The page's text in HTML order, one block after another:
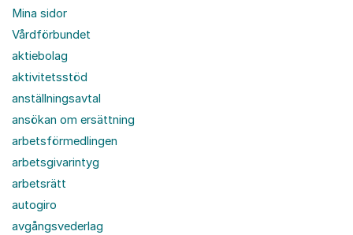
Mina sidor
Vårdförbundet
aktiebolag
aktivitetsstöd
anställningsavtal
ansökan om ersättning
arbetsförmedlingen
arbetsgivarintyg
arbetsrätt
autogiro
avgångsvederlag